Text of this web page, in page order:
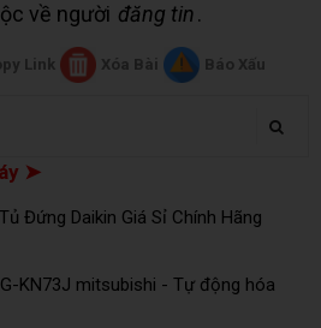
về người đăng tin.
Link Xóa Bài Báo Xấu
➤
Đứng Daikin Giá Sỉ Chính Hãng
KN73J mitsubishi - Tự động hóa